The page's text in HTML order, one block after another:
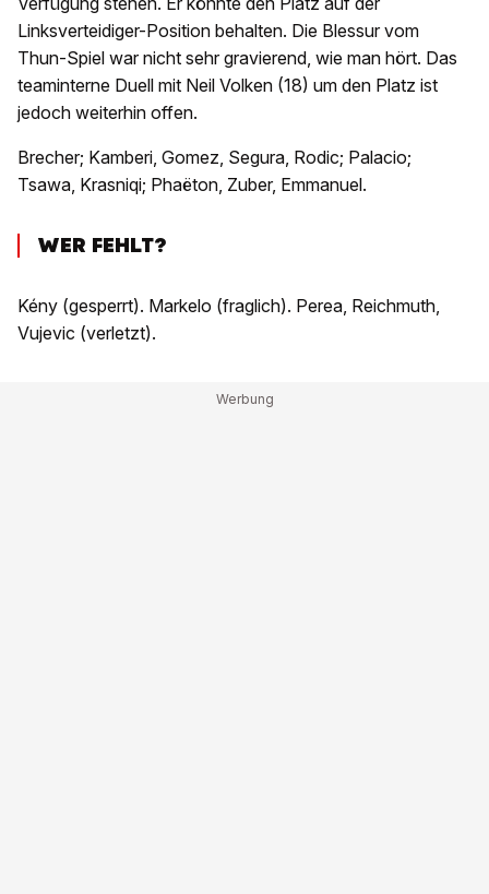
Linksverteidiger-Position behalten. Die Blessur vom
Thun-Spiel war nicht sehr gravierend, wie man hört. Das
teaminterne Duell mit Neil Volken (18) um den Platz ist
jedoch weiterhin offen.
Brecher; Kamberi, Gomez, Segura, Rodic; Palacio;
Tsawa, Krasniqi; Phaëton, Zuber, Emmanuel.
WER FEHLT?
Kény (gesperrt). Markelo (fraglich). Perea, Reichmuth,
Vujevic (verletzt).